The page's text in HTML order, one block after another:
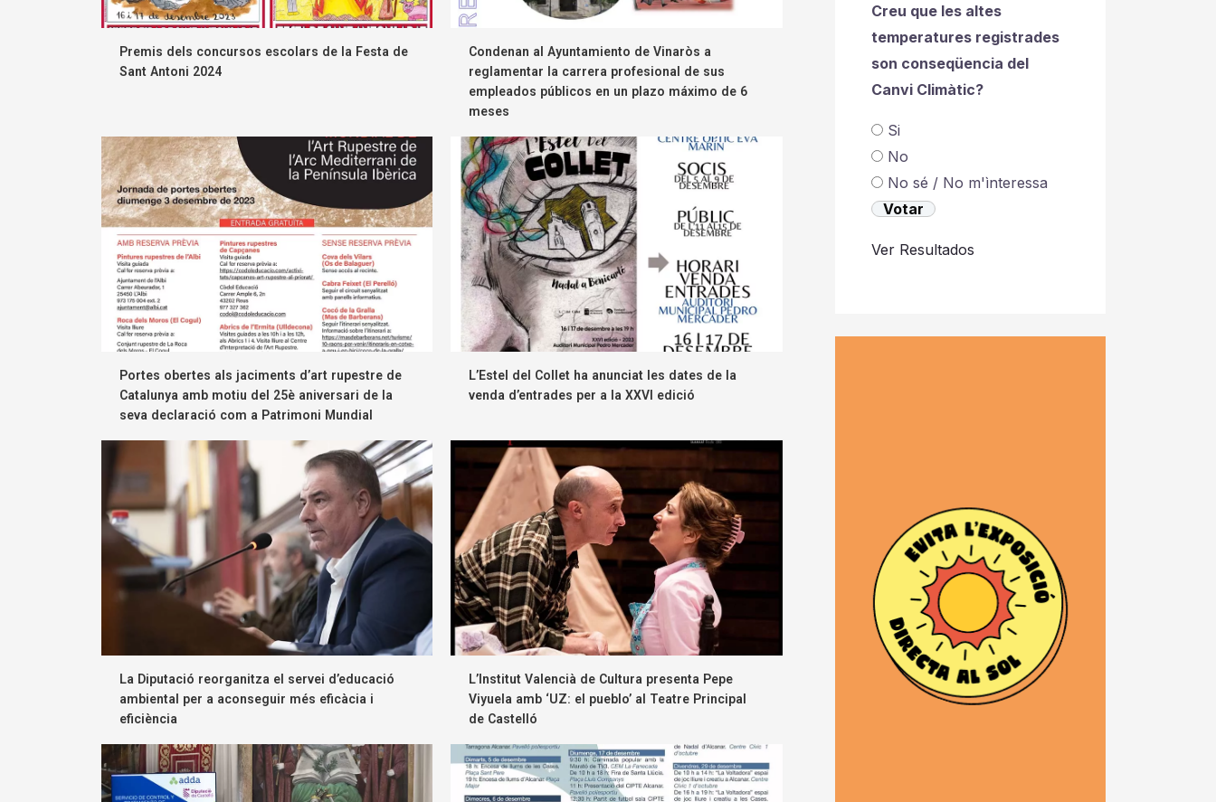
Premis dels concursos escolars de la Festa de
Sant Antoni 2024
Condenan al Ayuntamiento de Vinaròs a
reglamentar la carrera profesional de sus
empleados públicos en un plazo máximo de 6
meses
Portes obertes als jaciments d’art rupestre de
Catalunya amb motiu del 25è aniversari de la
seva declaració com a Patrimoni Mundial
L’Estel del Collet ha anunciat les dates de la
venda d’entrades per a la XXVI edició
La Diputació reorganitza el servei d’educació
ambiental per a aconseguir més eficàcia i
eficiència
L’Institut Valencià de Cultura presenta Pepe
Viyuela amb ‘UZ: el pueblo’ al Teatre Principal
de Castelló
Creu que les altes
temperatures registrades
son conseqüencia del
Canvi Climàtic?
Si
No
No sé / No m'ìnteressa
Ver Resultados